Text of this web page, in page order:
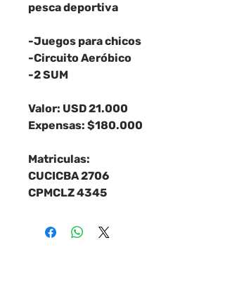
pesca deportiva
-Juegos para chicos
-Circuito Aeróbico
-2 SUM
Valor: USD 21.000
Expensas: $180.000
Matriculas:
CUCICBA 2706
CPMCLZ 4345